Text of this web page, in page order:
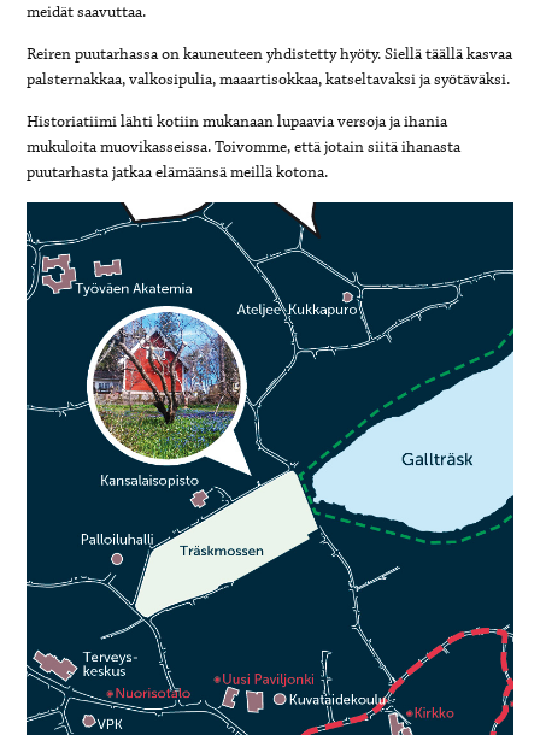
meidät saavuttaa.
Reiren puutarhassa on kauneuteen yhdistetty hyöty. Siellä täällä kasvaa
palsternakkaa, valkosipulia, maaartisokkaa, katseltavaksi ja syötäväksi.
Historiatiimi lähti kotiin mukanaan lupaavia versoja ja ihania
mukuloita muovikasseissa. Toivomme, että jotain siitä ihanasta
puutarhasta jatkaa elämäänsä meillä kotona.